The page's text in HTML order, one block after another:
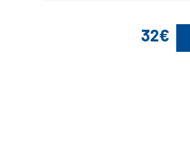
32€
Suivez-Nous